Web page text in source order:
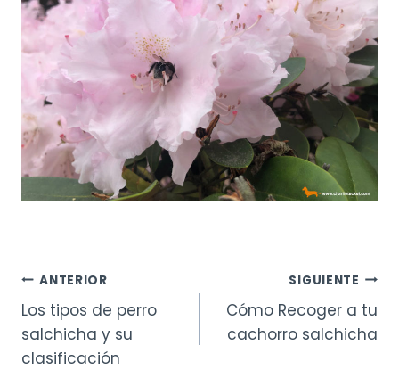
Navegación
de
entradas
ANTERIOR
Los tipos de perro
salchicha y su
clasificación
SIGUIENTE
Cómo Recoger a tu
cachorro salchicha